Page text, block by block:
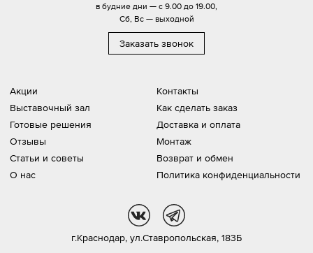
Акции
Выставочный зал
Готовые решения
Отзывы
Статьи и советы
О нас
Контакты
Как сделать заказ
Доставка и оплата
Монтаж
Возврат и обмен
Политика конфиденциальности
в будние дни — с 9.00 до 19.00,
Сб, Вс — выходной
Заказать звонок
г.Краснодар, ул.Ставропольская, 183Б
vk